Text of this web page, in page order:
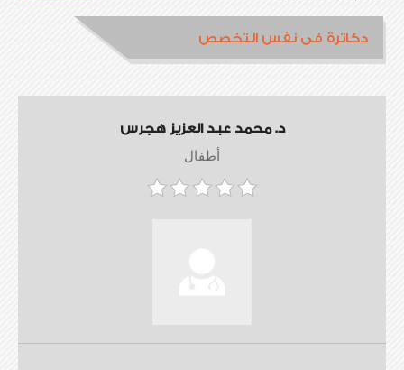
دكاترة فى نفس التخصص
د. محمد عبد العزيز هجرس
أطفال